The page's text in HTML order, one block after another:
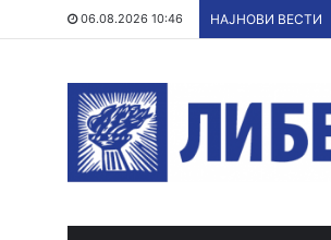
06.08.2026 10:46 НАЈНОВИ ВЕСТИ